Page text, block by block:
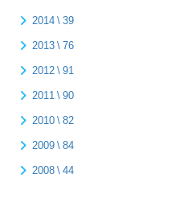
2014 \ 39
2013 \ 76
2012 \ 91
2011 \ 90
2010 \ 82
2009 \ 84
2008 \ 44